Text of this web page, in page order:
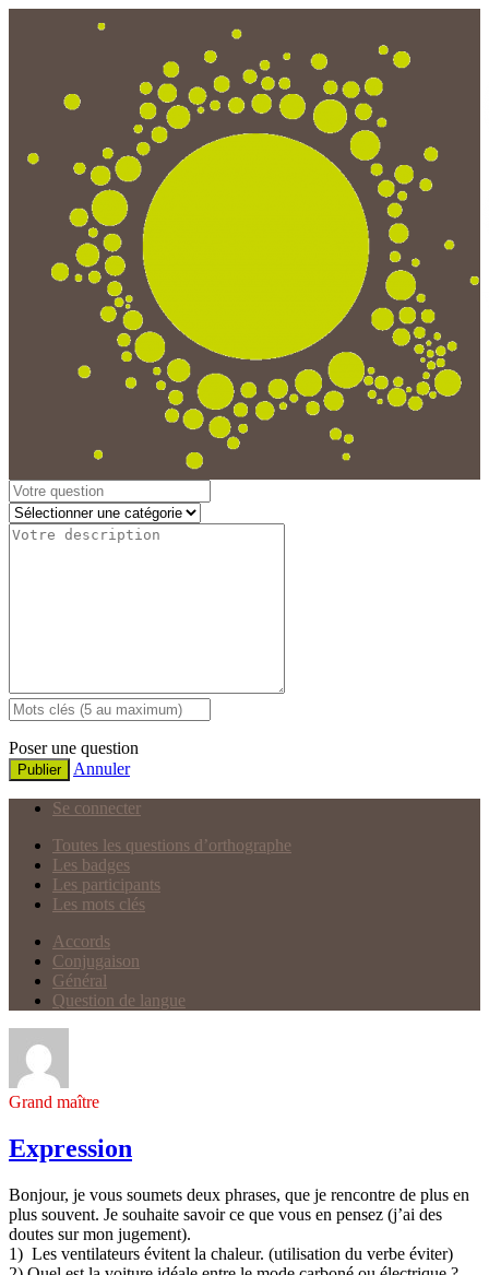
Poser une question
Publier Annuler
Se connecter
Toutes les questions d’orthographe
Les badges
Les participants
Les mots clés
Accords
Conjugaison
Général
Question de langue
Grand maître
Expression
Bonjour, je vous soumets deux phrases, que je rencontre de plus en
plus souvent. Je souhaite savoir ce que vous en pensez (j’ai des
doutes sur mon jugement).
1) Les ventilateurs évitent la chaleur. (utilisation du verbe éviter)